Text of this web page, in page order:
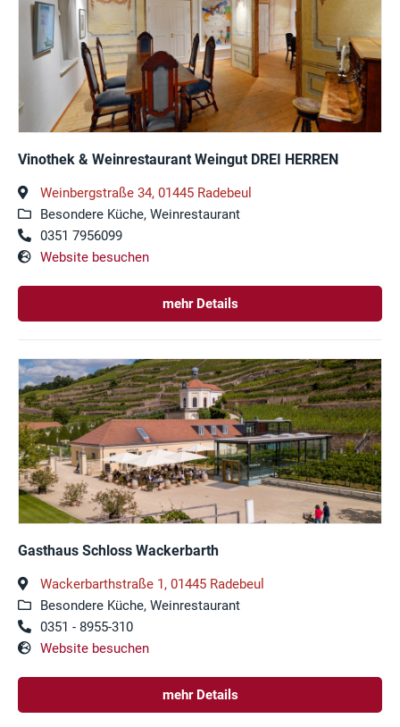
Vinothek & Weinrestaurant Weingut DREI HERREN
Weinbergstraße 34, 01445 Radebeul
Besondere Küche, Weinrestaurant
0351 7956099
Website besuchen
mehr Details
Gasthaus Schloss Wackerbarth
Wackerbarthstraße 1, 01445 Radebeul
Besondere Küche, Weinrestaurant
0351 - 8955-310
Website besuchen
mehr Details